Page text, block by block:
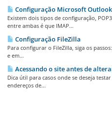
Configuração Microsoft Outlook
Existem dois tipos de configuração,
entre ambas é que IMAP...
Configuração FileZilla
Para configurar o FileZilla, siga os
e em...
Acessando o site antes de
Dica útil para casos onde se deseja
endereços de...